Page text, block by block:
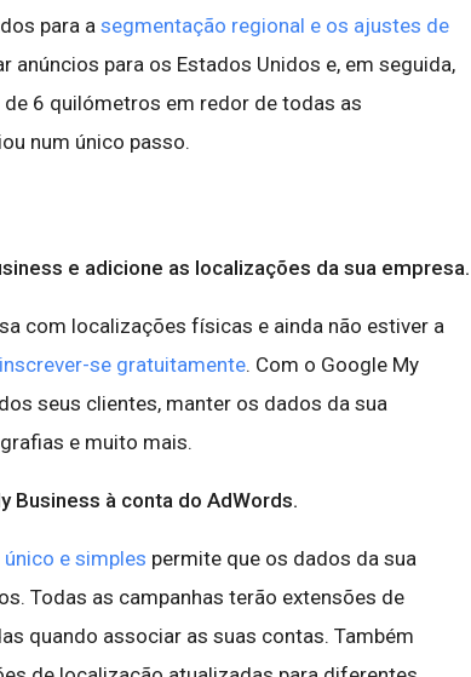
para a segmentação regional e os ajustes de
anúncios para os Estados Unidos e, em seguida,
6 quilómetros em redor de todas as
num único passo.
e adicione as localizações da sua empresa.
com localizações físicas e ainda não estiver a
inscrever-se gratuitamente. Com o Google My
seus clientes, manter os dados da sua
e muito mais.
Business à conta do AdWords.
e simples permite que os dados da sua
Todas as campanhas terão extensões de
quando associar as suas contas. Também